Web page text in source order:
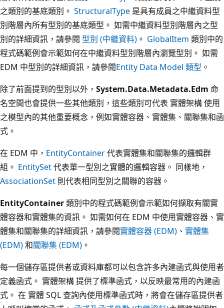
之類別的基底類別。 StructuralType 是具有成員之中繼資料型
別階層內所有型別的基底類型。 如需中繼資料型別階層內之型
別的詳細資訊，請參閱 型別 (中繼資料) 。 GlobalItem 類別中的
程式碼範例會示範如何在中繼資料型別階層內瀏覽型別。 如需
EDM 中型別的詳細資訊，請參閱Entity Data Model 類型 。
除了前面提到的型別以外， System.Data.Metadata.Edm 命
名空間也會提供一些其他類別，這些類別可代表 實體架構 使用
之模型內的其他重要概念，例如實體容器、實體集、關聯集和函
式。
在 EDM 中， EntityContainer代表實體集和關聯集的邏輯群
組。 EntitySet代表單一型別之實體的邏輯容器。 同樣地，
AssociationSet 則代表相同型別之關聯的容器。
EntityContainer類別中的程式碼範例會示範如何擷取有關實
體容器和實體集的資訊。 如需如何在 EDM 中使用實體容器、實
體集和關聯集的詳細資訊，請參閱實體容器 (EDM) 、 實體集
(EDM)和關聯集 (EDM) 。
每一個儲存區提供者或資料庫都可以包含許多內建函式與使用者
定義函式。 實體架構 提供了標準函式，以反映最常用的內建函
式。 在 實體 SQL 查詢內使用標準函式時，將會在儲存區提供者